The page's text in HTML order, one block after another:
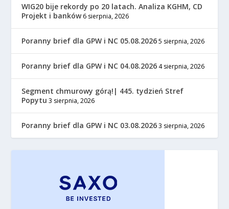
WIG20 bije rekordy po 20 latach. Analiza KGHM, CD
Projekt i banków 6 sierpnia, 2026
Poranny brief dla GPW i NC 05.08.2026 5 sierpnia, 2026
Poranny brief dla GPW i NC 04.08.2026 4 sierpnia, 2026
Segment chmurowy górą!| 445. tydzień Stref
Popytu 3 sierpnia, 2026
Poranny brief dla GPW i NC 03.08.2026 3 sierpnia, 2026